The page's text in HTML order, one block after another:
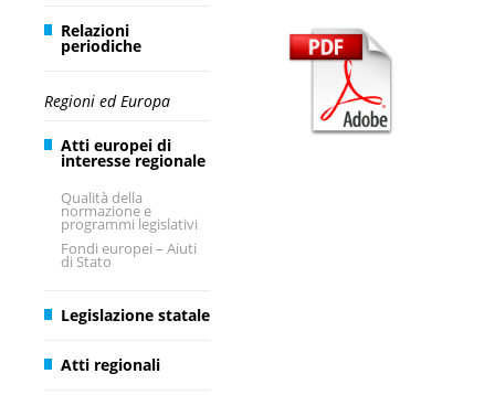
Relazioni
periodiche
Regioni ed Europa
Atti europei di
interesse regionale
Qualità della
normazione e
programmi legislativi
Fondi europei – Aiuti
di Stato
Legislazione statale
Atti regionali